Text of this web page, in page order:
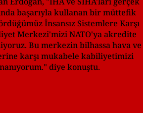
başarıyla kullanan bir müttefik
İnsansız Sistemlere Karşı
Merkezi'mizi NATO'ya akredite
Bu merkezin bilhassa hava ve
karşı mukabele kabiliyetimizi
diye konuştu.